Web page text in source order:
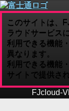
このサイトは、
ラウドサービス
利用できる機能
異なります。
利用できる機能
サイトで提供さ
FJcloud-V